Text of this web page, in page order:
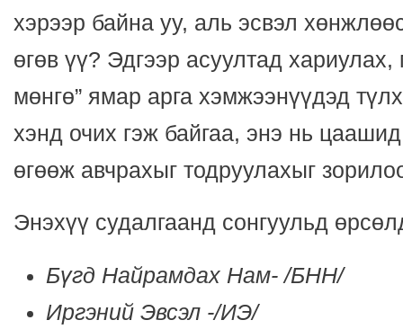
хэрээр байна уу, аль эсвэл
өгөв үү? Эдгээр асуултад
мөнгө” ямар арга хэмжээнүүдэд
хэнд очих гэж байгаа, энэ нь
өгөөж авчрахыг тодруулахыг
Энэхүү судалгаанд сонгуульд
Бүгд Найрамдах Нам- /БНН/
Иргэний Эвсэл -/ИЭ/